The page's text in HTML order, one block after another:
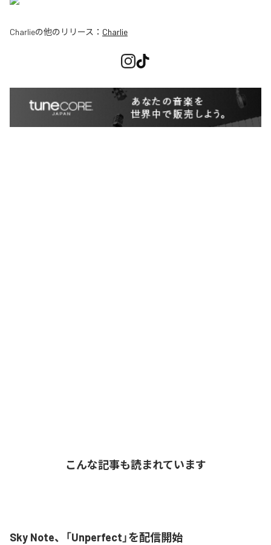
Charlieの他のリリース： Charlie
こんな記事も読まれています
Sky Note、「Unperfect」を配信開始